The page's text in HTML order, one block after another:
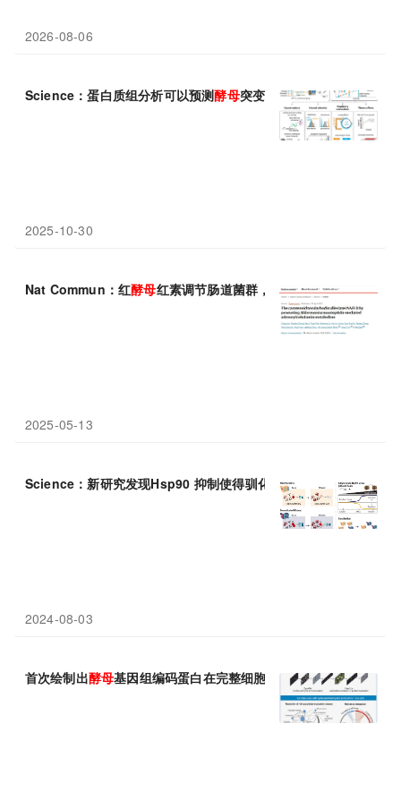
2026-08-06
Science：蛋白质组分析可以预测酵母突变的生物学效应
2025-10-30
Nat Commun：红酵母红素调节肠道菌群，靠腺苷钴胺代谢“打败
2025-05-13
Science：新研究发现Hsp90 抑制使得驯化 酵母代谢麦芽糖和麦
2024-08-03
首次绘制出酵母基因组编码蛋白在完整细胞周期中的精密运动与分